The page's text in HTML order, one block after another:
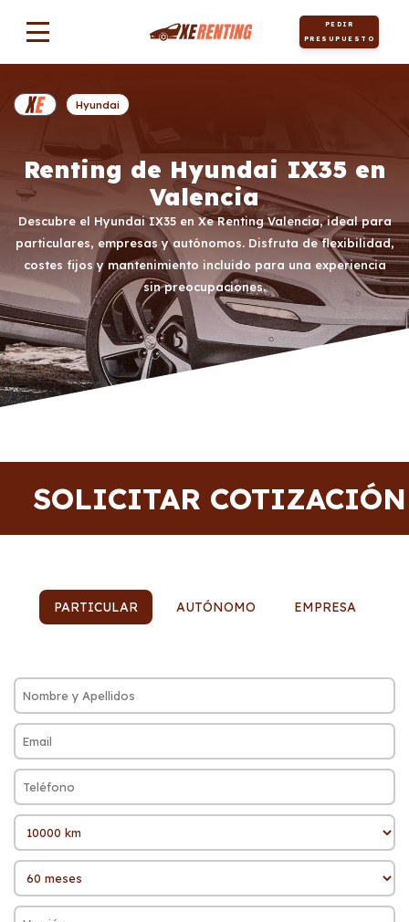
PEDIR
PRESUPUESTO
Renting de Hyundai IX35 en
Valencia
Descubre el Hyundai IX35 en Xe Renting Valencia, ideal para
particulares, empresas y autónomos. Disfruta de flexibilidad,
costes fijos y mantenimiento incluido para una experiencia
sin preocupaciones.
Hyundai
SOLICITAR COTIZACIÓN
PARTICULAR AUTÓNOMO EMPRESA